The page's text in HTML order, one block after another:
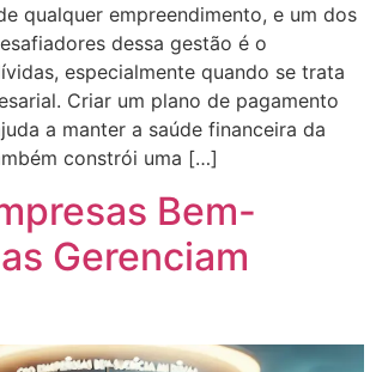
qualquer empreendimento, e um dos
dessa gestão é o
especialmente quando se trata
Criar um plano de pagamento
a manter a saúde financeira da
constrói uma […]
Bem-
Gerenciam